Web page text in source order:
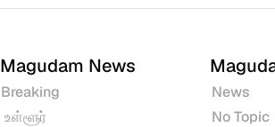
Magudam News
Breaking
உள்ளூர்
News
No Topic